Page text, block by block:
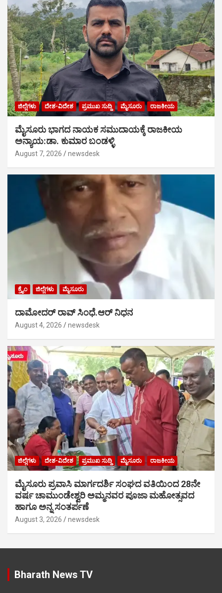
ಜಿಲ್ಲೆಗಳು ದೇಶ-ವಿದೇಶ ಪ್ರಮುಖ ಸುದ್ದಿ ಮೈಸೂರು ರಾಜಕೀಯ
ಮೈಸೂರು ಭಾಗದ ನಾಯಕ ಸಮುದಾಯಕ್ಕೆ ರಾಜಕೀಯ
ಅನ್ಯಾಯ:ಡಾ. ಕುಮಾರ ಬಂಡಳ್ಳಿ
August 7, 2026 newsdesk
ಕ್ರೈಂ ಜಿಲ್ಲೆಗಳು ಮೈಸೂರು
ದಾಮೋದರ್ ರಾವ್ ಸಿಂಧೆ.ಆರ್ ನಿಧನ
August 4, 2026 newsdesk
ಜಿಲ್ಲೆಗಳು ದೇಶ-ವಿದೇಶ ಪ್ರಮುಖ ಸುದ್ದಿ ಮೈಸೂರು ರಾಜಕೀಯ
ಮೈಸೂರು ಪ್ರವಾಸಿ ಮಾರ್ಗದರ್ಶಿ ಸಂಘದ ವತಿಯಿಂದ 28ನೇ
ವರ್ಷ ಚಾಮುಂಡೇಶ್ವರಿ ಅಮ್ಮನವರ ಪೂಜಾ ಮಹೋತ್ಸವದ
ಹಾಗೂ ಅನ್ನ ಸಂತರ್ಪಣೆ
August 3, 2026 newsdesk
Bharath News TV